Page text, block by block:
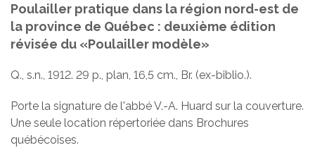
Poulailler pratique dans la région nord-est de
la province de Québec : deuxième édition
révisée du «Poulailler modèle»
Q., s.n., 1912. 29 p., plan, 16,5 cm., Br. (ex-biblio.).
Porte la signature de l'abbé V.-A. Huard sur la couverture.
Une seule location répertoriée dans Brochures
québécoises.